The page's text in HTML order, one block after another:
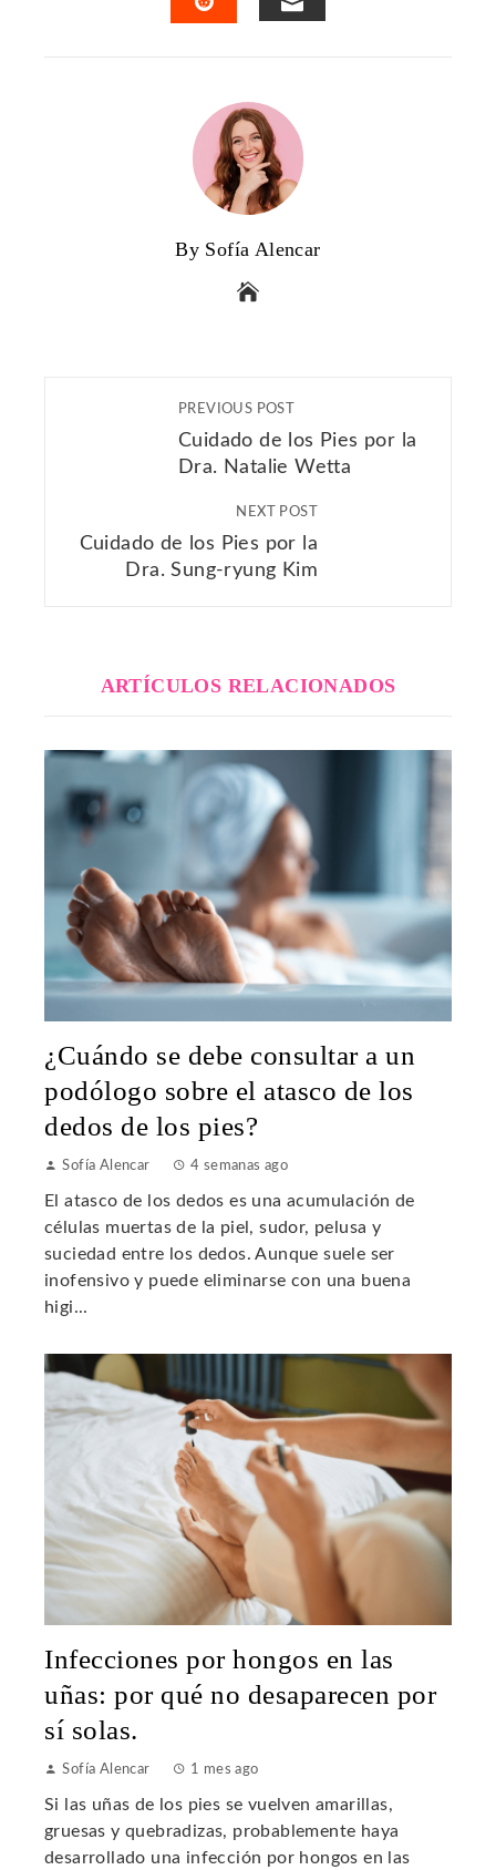
By Sofía Alencar
PREVIOUS POST
Cuidado de los Pies por la
Dra. Natalie Wetta
NEXT POST
Cuidado de los Pies por la
Dra. Sung-ryung Kim
ARTÍCULOS RELACIONADOS
¿Cuándo se debe consultar a un
podólogo sobre el atasco de los
dedos de los pies?
Sofía Alencar 4 semanas ago
El atasco de los dedos es una acumulación de
células muertas de la piel, sudor, pelusa y
suciedad entre los dedos. Aunque suele ser
inofensivo y puede eliminarse con una buena
higi...
Infecciones por hongos en las
uñas: por qué no desaparecen por
sí solas.
Sofía Alencar 1 mes ago
Si las uñas de los pies se vuelven amarillas,
gruesas y quebradizas, probablemente haya
desarrollado una infección por hongos en las